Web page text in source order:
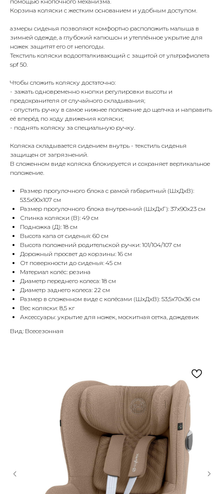
Корзина коляски с жестким основанием и удобным доступом.
азмеры сиденья позволяют комфортно расположить малыша в
зимней одежде, а глубокий капюшон и утеплённое укрытие для
ножек защитят его от непогоды.
Текстиль коляски водоотталкивающий с защитой от ультрафиолета
spf 50.
Чтобы сложить коляску достаточно:
- зажать одновременно кнопки регулировки высоты и
предохранителя от случайного складывания;
- опустить ручку в самое нижнее положение до щелчка и направить
её вперёд по ходу движения коляски;
- поднять коляску за специальную ручку.
Коляска складывается сидением внутрь - текстиль сиденья
защищен от загрязнений.
В сложенном виде коляска блокируется и сохраняет вертикальное
положение.
Размер прогулочного блока с рамой габаритный (ШхДхВ):
53.5х90х107 см
Размер прогулочного блока внутренний (ШхДхГ): 37х90х23 см
Спинка коляски (В): 49 см
Подножка (Д): 18 см
Высота капа от сиденья: 60 см
Высота положений родительской ручки: 101/104/107 см
Дорожный просвет до корзины: 16 см
От поверхности до сиденья: 45 см
Материал колёс: резина
Диаметр переднего колеса: 18 см
Диаметр заднего колеса: 22 см
Размер в сложенном виде с колёсами (ШхДхВ): 53,5х70х36 см
Вес коляски: 8,5 кг
Аксессуары: укрытие для ножек, москитная сетка, дождевик
Вид: Всесезонная